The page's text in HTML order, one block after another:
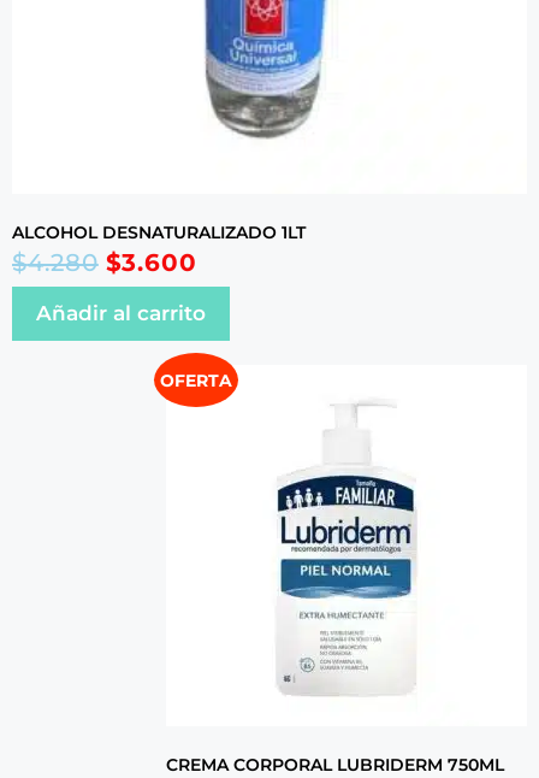
ALCOHOL DESNATURALIZADO 1LT
$4.280 $3.600
Añadir al carrito
OFERTA
CREMA CORPORAL LUBRIDERM 750ML